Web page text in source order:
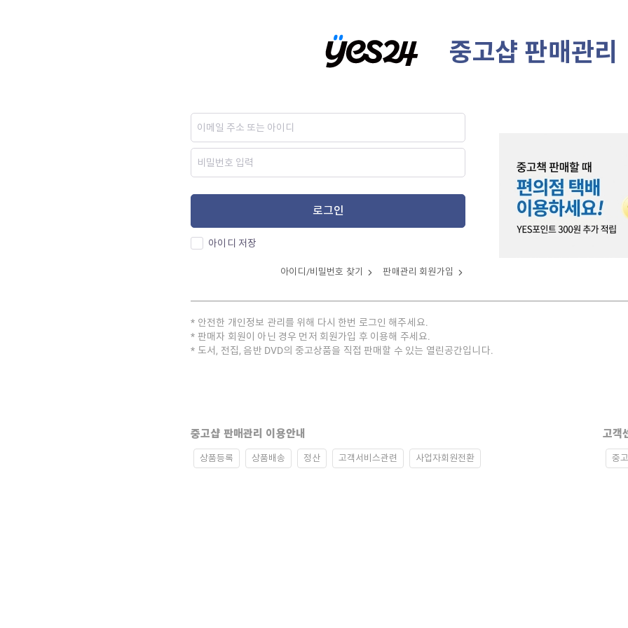
중고샵 판매관리
로그인
아이디 저장
아이디/비밀번호 찾기 판매관리 회원가입
안전한 개인정보 관리를 위해 다시 한번 로그인 해주세요.
판매자 회원이 아닌 경우 먼저 회원가입 후 이용해 주세요.
도서, 전집, 음반 DVD의 중고상품을 직접 판매할 수 있는 열린공간입니다.
중고샵 판매관리 이용안내
상품등록 상품배송 정산 고객서비스관련 사업자회원전환
고객
중